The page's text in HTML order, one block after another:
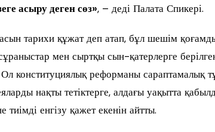
асыру деген сөз», – деді Палата Спикері.
тарихи құжат деп атап, бұл шешім
мен сыртқы сын-қатерлерге
Ол конституциялық реформаны сараптамалық
нақты тетіктерге, алдағы уақытта
енгізу қажет екенін айтты.